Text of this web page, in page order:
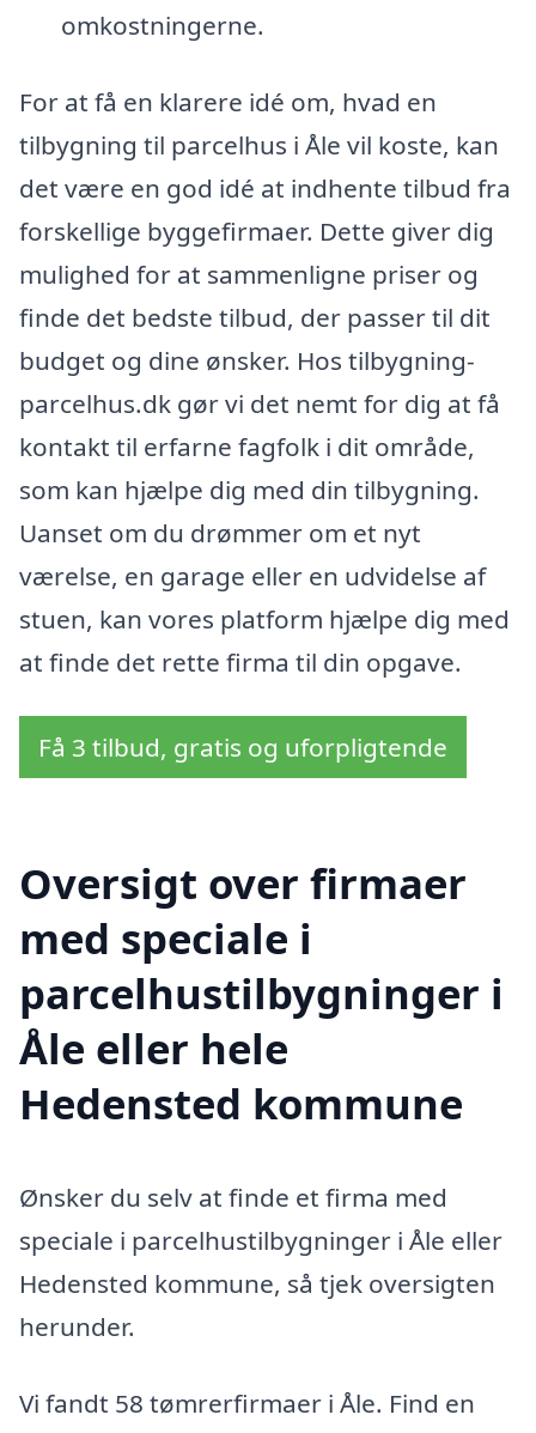
omkostningerne.
For at få en klarere idé om, hvad en
tilbygning til parcelhus i Åle vil koste, kan
det være en god idé at indhente tilbud fra
forskellige byggefirmaer. Dette giver dig
mulighed for at sammenligne priser og
finde det bedste tilbud, der passer til dit
budget og dine ønsker. Hos tilbygning-
parcelhus.dk gør vi det nemt for dig at få
kontakt til erfarne fagfolk i dit område,
som kan hjælpe dig med din tilbygning.
Uanset om du drømmer om et nyt
værelse, en garage eller en udvidelse af
stuen, kan vores platform hjælpe dig med
at finde det rette firma til din opgave.
Få 3 tilbud, gratis og uforpligtende
Oversigt over firmaer
med speciale i
parcelhustilbygninger i
Åle eller hele
Hedensted kommune
Ønsker du selv at finde et firma med
speciale i parcelhustilbygninger i Åle eller
Hedensted kommune, så tjek oversigten
herunder.
Vi fandt 58 tømrerfirmaer i Åle. Find en